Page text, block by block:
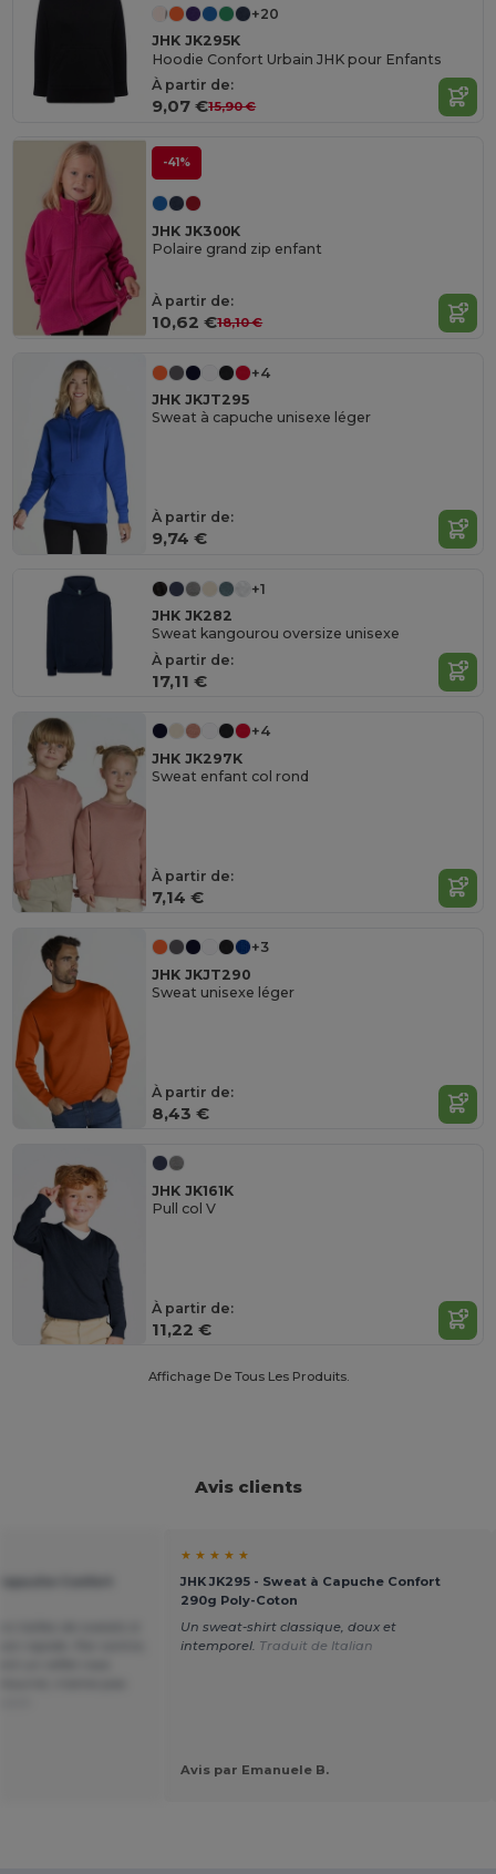
+20
JHK JK295K
Hoodie Confort Urbain JHK pour Enfants
À partir de:
9,07 €15,90 €
-41%
JHK JK300K
Polaire grand zip enfant
À partir de:
10,62 €18,10 €
+4
JHK JKJT295
Sweat à capuche unisexe léger
À partir de:
9,74 €
+1
JHK JK282
Sweat kangourou oversize unisexe
À partir de:
17,11 €
+4
JHK JK297K
Sweat enfant col rond
À partir de:
7,14 €
+3
JHK JKJT290
Sweat unisexe léger
À partir de:
8,43 €
JHK JK161K
Pull col V
À partir de:
11,22 €
Affichage De Tous Les Produits.
Avis clients
★ ★ ★ ★ ★
JHK JK295 - Sweat à Capuche Confort
290g Poly-Coton
Un sweat-shirt classique, doux et
intemporel. Traduit de Italian
Avis par Emanuele B.